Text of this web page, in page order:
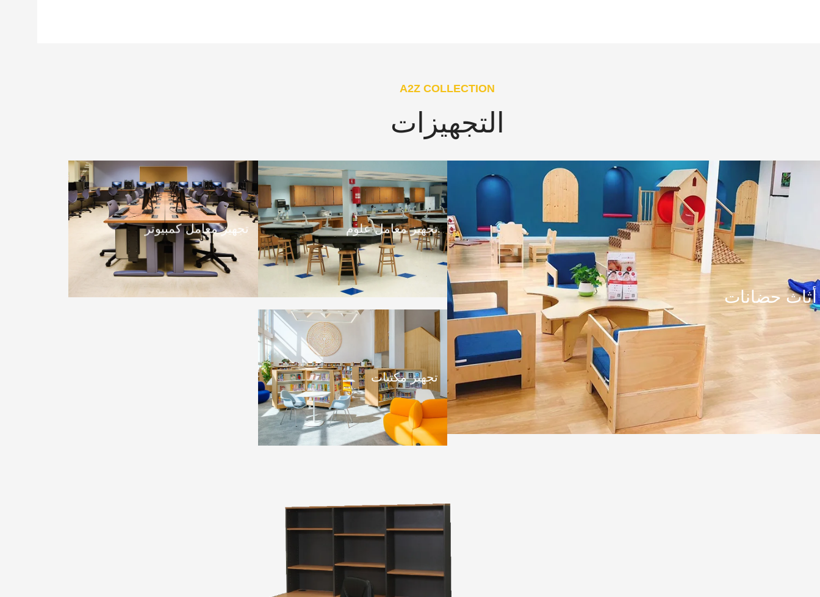
A2Z COLLECTION
التجهيزات
أثاث حضانات
تجهيز معامل علوم تجهيز معامل كمبيوتر
تجهيز مكتبات